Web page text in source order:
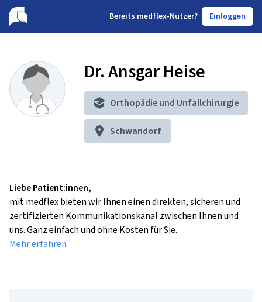
Bereits medflex-Nutzer? Einloggen
Dr. Ansgar Heise
Orthopädie und Unfallchirurgie
Schwandorf
Liebe Patient:innen,
mit medflex bieten wir Ihnen einen direkten, sicheren und
zertifizierten Kommunikationskanal zwischen Ihnen und
uns. Ganz einfach und ohne Kosten für Sie.
Mehr erfahren